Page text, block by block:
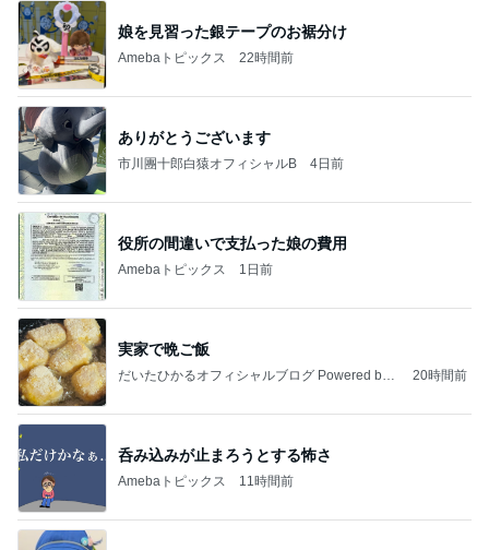
娘を見習った銀テープのお裾分け
Amebaトピックス 22時間前
ありがとうございます
市川團十郎白猿オフィシャルB 4日前
役所の間違いで支払った娘の費用
Amebaトピックス 1日前
実家で晩ご飯
だいたひかるオフィシャルブログ Powered by
20時間前
呑み込みが止まろうとする怖さ
Amebaトピックス 11時間前